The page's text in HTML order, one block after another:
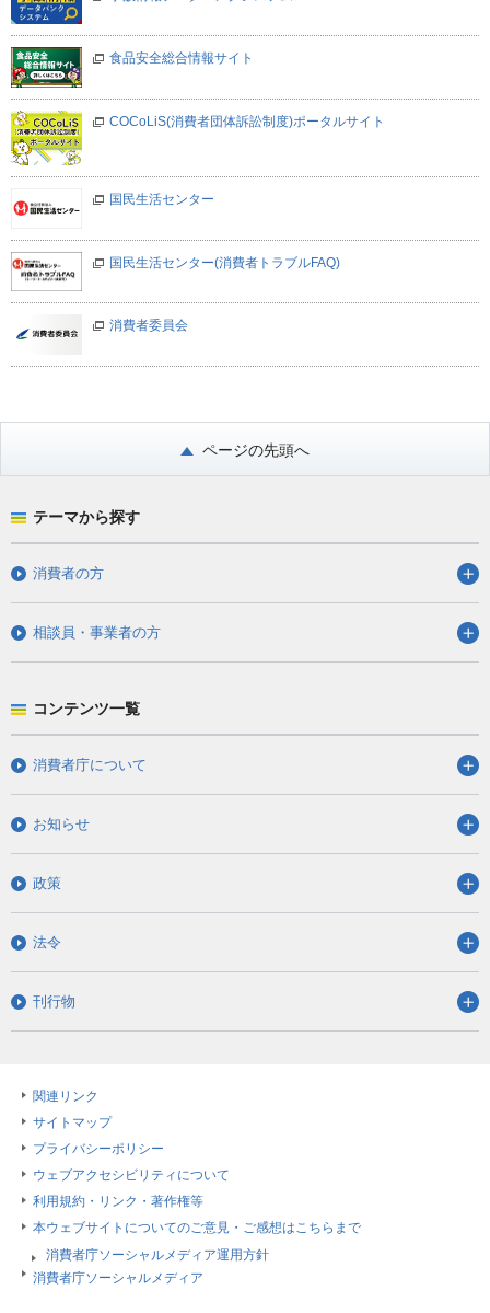
食品安全総合情報サイト
COCoLiS(消費者団体訴訟制度)ポータルサイト
国民生活センター
国民生活センター(消費者トラブルFAQ)
消費者委員会
ページの先頭へ
テーマから探す
消費者の方
相談員・事業者の方
コンテンツ一覧
消費者庁について
お知らせ
政策
法令
刊行物
関連リンク
サイトマップ
プライバシーポリシー
ウェブアクセシビリティについて
利用規約・リンク・著作権等
本ウェブサイトについてのご意見・ご感想はこちらまで
消費者庁ソーシャルメディア運用方針
消費者庁ソーシャルメディア